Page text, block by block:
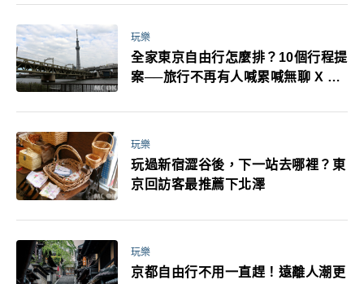
萬！注意事項一次看！
玩樂
全家東京自由行怎麼排？10個行程提
案──旅行不再有人喊累喊無聊 X 爸
玩樂
玩過新宿澀谷後，下一站去哪裡？東
京回訪客最推薦下北澤
玩樂
京都自由行不用一直趕！遠離人潮更